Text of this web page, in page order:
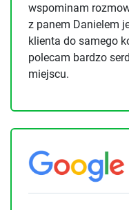
wspominam
z panem Danielem
klienta do samego
polecam bardzo
miejscu.